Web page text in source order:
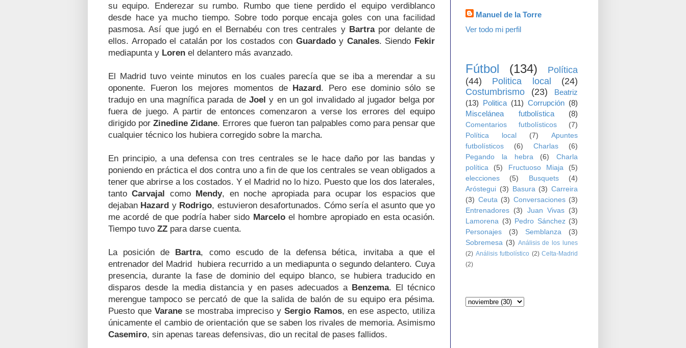
su equipo. Enderezar su rumbo. Rumbo que tiene perdido el equipo verdiblanco
desde hace ya mucho tiempo. Sobre todo porque encaja goles con una facilidad
pasmosa. Así que jugó en el Bernabéu con tres centrales yBartrapor delante de
ellos. Arropado el catalán por los costados con Guardadoy Canales. Siendo Fekir
mediapunta y Loren el delantero más avanzado.
El Madrid tuvo veinte minutos en los cuales parecía que se iba a merendar a su
oponente. Fueron los mejores momentos de Hazard. Pero ese dominio sólo se
tradujo en una magnífica parada de Joely en un gol invalidado al jugador belga por
fuera de juego. A partir de entonces comenzaron a verse los errores del equipo
dirigido por Zinedine Zidane. Errores que fueron tan palpables como para pensar que
cualquier técnico los hubiera corregido sobre la marcha.
En principio, a una defensa con tres centrales se le hace daño por las bandas y
poniendo en práctica el dos contra uno a fin de que los centrales se vean obligados a
tener que abrirse a los costados. Y el Madrid no lo hizo. Puesto que los dos laterales,
tantoCarvajal como Mendy, en noche apropiada para ocupar los espacios que
dejaban Hazard y Rodrigo, estuvieron desafortunados. Cómo sería el asunto que yo
me acordé de que podría haber sido Marceloel hombre apropiado en esta ocasión.
Tiempo tuvo ZZ para darse cuenta.
La posición de Bartra, como escudo de la defensa bética, invitaba a que el
entrenador del Madrid hubiera recurrido a un mediapunta o segundo delantero. Cuya
presencia, durante la fase de dominio del equipo blanco, se hubiera traducido en
disparos desde la media distancia y en pases adecuados a Benzema. El técnico
merengue tampoco se percató de que la salida de balón de su equipo era pésima.
Puesto que Varane se mostraba impreciso y Sergio Ramos, en ese aspecto, utiliza
únicamente el cambio de orientación que se saben los rivales de memoria. Asimismo
Casemiro, sin apenas tareas defensivas, dio un recital de pases fallidos.
Manuel de la Torre
Ver todo mi perfil
Fútbol (134)
Política
(44)
Politica local
(24)
Costumbrismo
(23)
Beatriz
(13) Politica (11) Corrupción (8)
Miscelánea futbolística
(8)
Comentarios futbolísticos
(7)
Política local
(7)
Apuntes
futbolísticos
(6) Charlas
(6)
Pegando la hebra
(6)
Charla
política
(5) Fructuoso Miaja
(5)
elecciones
(5) Busquets
(4)
Aróstegui (3) Basura (3) Carreira
(3) Ceuta (3) Conversaciones (3)
Entrenadores (3) Juan Vivas
(3)
Lamorena (3) Pedro Sánchez (3)
Personajes
(3) Semblanza
(3)
Sobremesa (3) Análisis de los lunes
(2) Análisis futbolístico (2) Celta-Madrid
(2)